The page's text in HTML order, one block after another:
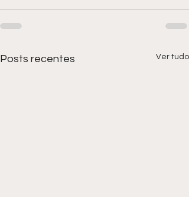
Posts recentes Ver tudo